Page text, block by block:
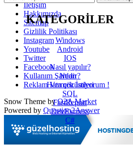
KATEGORİLER
Windows
Android
IOS
Nasıl yapılır?
Nedir?
Hata çözümleri
SQL
FastReport
DevExpress
C#
İletişim
Hakkımızda
Sitemap
Gizlilik Politikası
Instagram
Youtube
Twitter
Facebook
Kullanım Şartları
Reklam Vermek İstiyorum !
Snow Theme byQ2A Market
Powered by Question2Answer